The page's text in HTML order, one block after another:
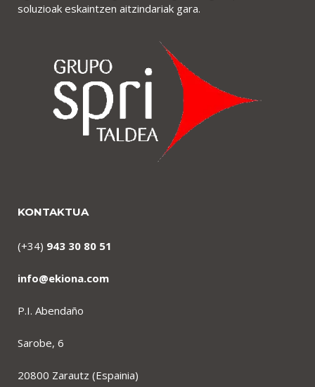
soluzioak eskaintzen aitzindariak gara.
KONTAKTUA
(+34) 943 30 80 51
info@ekiona.com
P.I. Abendaño
Sarobe, 6
20800 Zarautz (Espainia)